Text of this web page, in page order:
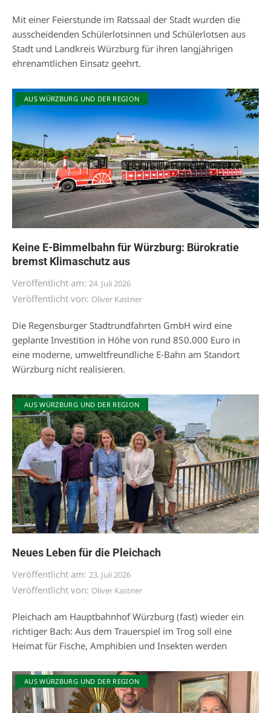
Mit einer Feierstunde im Ratssaal der Stadt wurden die
ausscheidenden Schülerlotsinnen und Schülerlotsen aus
Stadt und Landkreis Würzburg für ihren langjährigen
ehrenamtlichen Einsatz geehrt.
AUS WÜRZBURG UND DER REGION
Keine E-Bimmelbahn für Würzburg: Bürokratie
bremst Klimaschutz aus
Veröffentlicht am: 24. Juli 2026
Veröffentlicht von: Oliver Kastner
Die Regensburger Stadtrundfahrten GmbH wird eine
geplante Investition in Höhe von rund 850.000 Euro in
eine moderne, umweltfreundliche E-Bahn am Standort
Würzburg nicht realisieren.
AUS WÜRZBURG UND DER REGION
Neues Leben für die Pleichach
Veröffentlicht am: 23. Juli 2026
Veröffentlicht von: Oliver Kastner
Pleichach am Hauptbahnhof Würzburg (fast) wieder ein
richtiger Bach: Aus dem Trauerspiel im Trog soll eine
Heimat für Fische, Amphibien und Insekten werden
AUS WÜRZBURG UND DER REGION